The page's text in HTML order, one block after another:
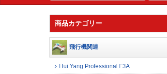
商品カテゴリー
飛行機関連
Hui Yang Professional F3A